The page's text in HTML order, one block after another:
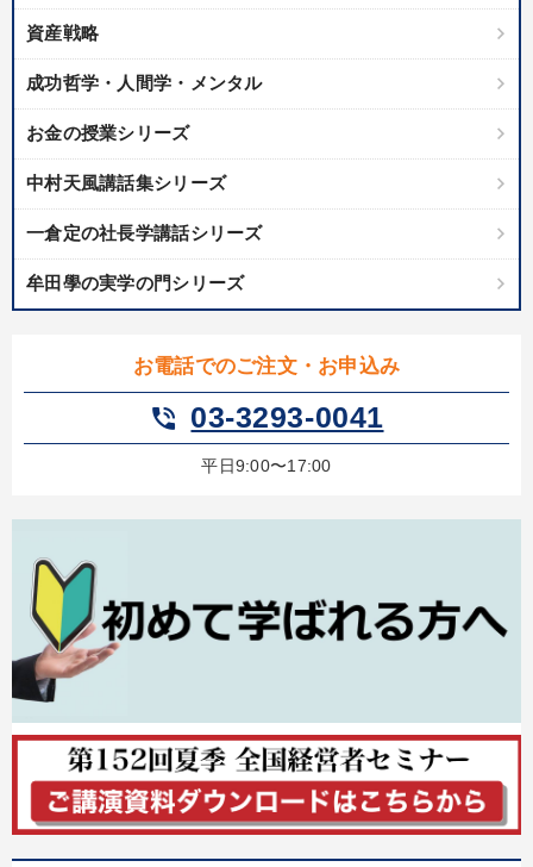
資産戦略
成功哲学・人間学・メンタル
お金の授業シリーズ
中村天風講話集シリーズ
一倉定の社長学講話シリーズ
牟田學の実学の門シリーズ
お電話でのご注文・お申込み
phone_in_talk 03-3293-0041
平日9:00〜17:00